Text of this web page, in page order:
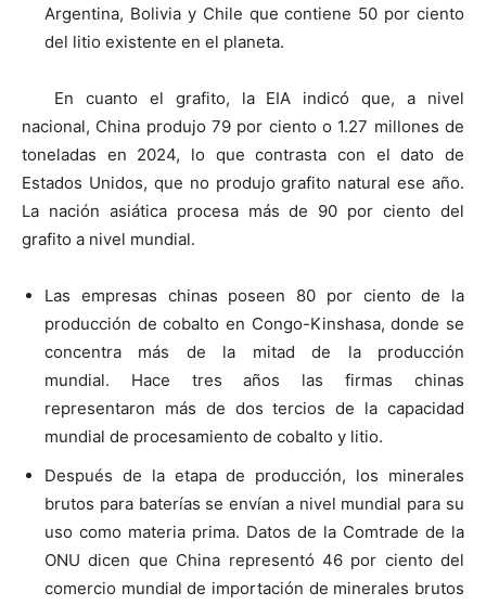
Argentina, Bolivia y Chile que contiene 50 por ciento
del litio existente en el planeta.
En cuanto el grafito, la EIA indicó que, a nivel
nacional, China produjo 79 por ciento o 1.27 millones de
toneladas en 2024, lo que contrasta con el dato de
Estados Unidos, que no produjo grafito natural ese año.
La nación asiática procesa más de 90 por ciento del
grafito a nivel mundial.
Las empresas chinas poseen 80 por ciento de la
producción de cobalto en Congo-Kinshasa, donde se
concentra más de la mitad de la producción
mundial. Hace tres años las firmas chinas
representaron más de dos tercios de la capacidad
mundial de procesamiento de cobalto y litio.
Después de la etapa de producción, los minerales
brutos para baterías se envían a nivel mundial para su
uso como materia prima. Datos de la Comtrade de la
ONU dicen que China representó 46 por ciento del
comercio mundial de importación de minerales brutos